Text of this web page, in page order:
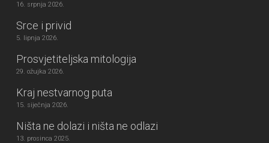
16. srpnja 2026.
Srce i privid
5. lipnja 2026.
Prosvjetiteljska mitologija
29. ožujka 2026.
Kraj nestvarnog puta
15. siječnja 2026.
Ništa ne dolazi i ništa ne odlazi
13. prosinca 2025.